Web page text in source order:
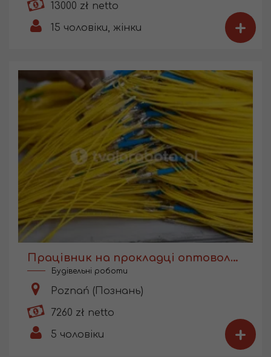
13000 zł netto
15 чоловіки, жінки +
Працівник на прокладці оптоволоконних ліній
Будівельні роботи
Poznań (Познань)
7260 zł netto
5 чоловіки +